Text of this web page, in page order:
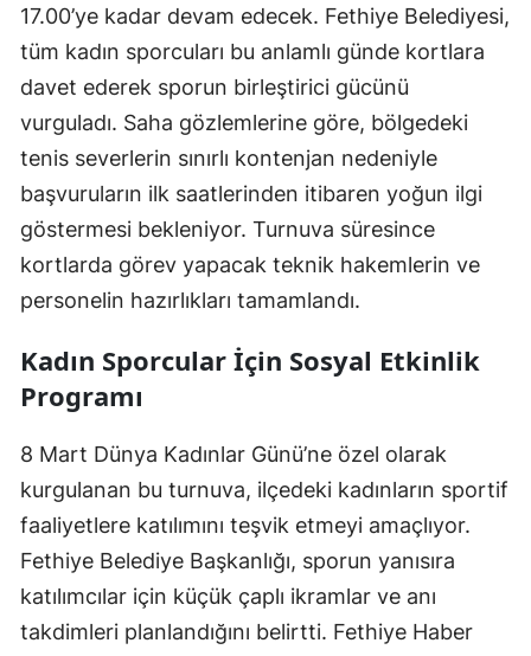
17.00’ye kadar devam edecek. Fethiye Belediyesi,
tüm kadın sporcuları bu anlamlı günde kortlara
davet ederek sporun birleştirici gücünü
vurguladı. Saha gözlemlerine göre, bölgedeki
tenis severlerin sınırlı kontenjan nedeniyle
başvuruların ilk saatlerinden itibaren yoğun ilgi
göstermesi bekleniyor. Turnuva süresince
kortlarda görev yapacak teknik hakemlerin ve
personelin hazırlıkları tamamlandı.
Kadın Sporcular İçin Sosyal Etkinlik
Programı
8 Mart Dünya Kadınlar Günü’ne özel olarak
kurgulanan bu turnuva, ilçedeki kadınların sportif
faaliyetlere katılımını teşvik etmeyi amaçlıyor.
Fethiye Belediye Başkanlığı, sporun yanısıra
katılımcılar için küçük çaplı ikramlar ve anı
takdimleri planlandığını belirtti. Fethiye Haber